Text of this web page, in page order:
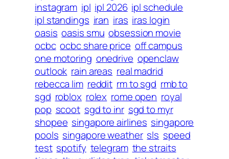
instagram ipl ipl 2026 ipl schedule
ipl standings iran iras iras login
oasis oasis smu obsession movie
ocbc ocbc share price off campus
one motoring onedrive openclaw
outlook rain areas real madrid
rebecca lim reddit rm to sgd rmb to
sgd roblox rolex rome open royal
pop scoot sgd to inr sgd to myr
shopee singapore airlines singapore
pools singapore weather sls speed
test spotify telegram the straits